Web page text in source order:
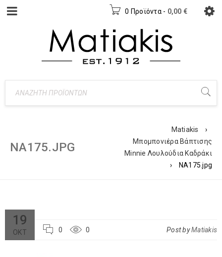
0 Προϊόντα - 0,00 €
NA175.JPG
Matiakis
›
Μπομπονιέρα Βάπτισης
Minnie Λουλούδια Καδράκι
›
NA175.jpg
19
ΟΚΤ 0 0 Post byMatiakis